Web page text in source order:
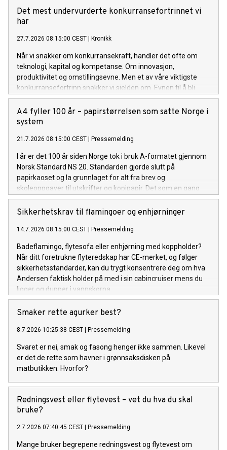
Det mest undervurderte konkurransefortrinnet vi
har
27.7.2026 08:15:00 CEST | Kronikk
Når vi snakker om konkurransekraft, handler det ofte om
teknologi, kapital og kompetanse. Om innovasjon,
produktivitet og omstillingsevne. Men et av våre viktigste
konkurransefortrinn snakker vi sjelden om. Evnen til å bli
enige.
A4 fyller 100 år – papirstørrelsen som satte Norge i
system
21.7.2026 08:15:00 CEST | Pressemelding
I år er det 100 år siden Norge tok i bruk A-formatet gjennom
Norsk Standard NS 20. Standarden gjorde slutt på
papirkaoset og la grunnlaget for alt fra brev og
skoleoppgaver til utskrifter og kopipapir. Det som en gang
var en liten revolusjon på kontoret, er i dag en selvfølge.
Sikkerhetskrav til flamingoer og enhjørninger
14.7.2026 08:15:00 CEST | Pressemelding
Badeflamingo, flytesofa eller enhjørning med koppholder?
Når ditt foretrukne flyteredskap har CE-merket, og følger
sikkerhetsstandarder, kan du trygt konsentrere deg om hva
Andersen faktisk holder på med i sin cabincruiser mens du
ligger og dupper i vannskorpa.
Smaker rette agurker best?
8.7.2026 10:25:38 CEST | Pressemelding
Svaret er nei, smak og fasong henger ikke sammen. Likevel
er det de rette som havner i grønnsaksdisken på
matbutikken. Hvorfor?
Redningsvest eller flytevest – vet du hva du skal
bruke?
2.7.2026 07:40:45 CEST | Pressemelding
Mange bruker begrepene redningsvest og flytevest om